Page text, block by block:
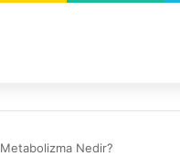
Metabolizma Nedir?